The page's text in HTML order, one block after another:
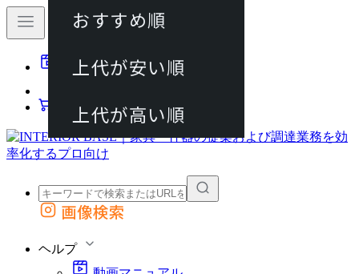
動画マニュアル
カート
外部サイトの商品をカートに追加
画像検索
ヘルプ
おすすめ順
上代が安い順
上代が高い順